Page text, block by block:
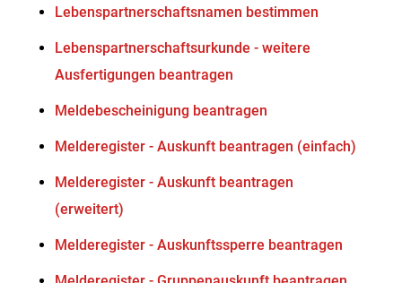
Lebenspartnerschaftsnamen bestimmen
Lebenspartnerschaftsurkunde - weitere
Ausfertigungen beantragen
Meldebescheinigung beantragen
Melderegister - Auskunft beantragen (einfach)
Melderegister - Auskunft beantragen
(erweitert)
Melderegister - Auskunftssperre beantragen